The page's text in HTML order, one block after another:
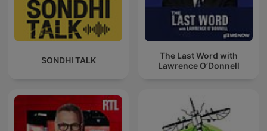
SONDHI TALK
The Last Word with
Lawrence O’Donnell